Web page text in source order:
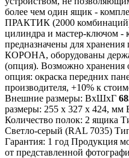
более чем один ящик -
ПРАКТИК (2000
цилиндра и мастер-ключом -
предназначены для
КОРОНА, оборудованы
(опция). Возможно
опция: окраска передних
производителя, +10% к
Внешние размеры: ВхШхГ
размеры: 255 х 327 х 424, мм
Количество полок: 2 ящика
Cветло-серый (RAL 7035)
Гарантия: 1 год Продукция
от представленной